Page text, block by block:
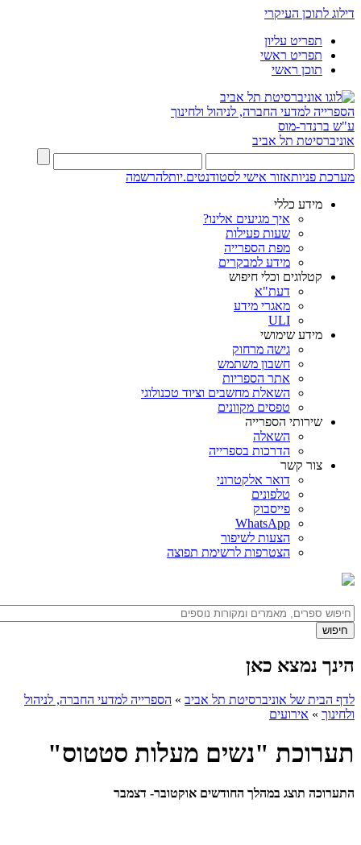
דילוג לתוכן העיקרי
תפריט עליון
תפריט ראשי
תוכן ראשי
הספרייה למדעי החברה, לניהול ולחינוך
ע"ש ברנדר-מוס
אוניברסיטת תל אביב
מערכת פניותאזור אישי לסטודנטים.יותלהרשמה
מידע כללי
איך מגיעים אלינו?
שעות פעילות
מפת הספרייה
מידע למבקרים
קטלוגים וכלי חיפוש
דעת"א
מאגרי מידע
ULI
מידע שימושי
גישה מרחוק
חשבון משתמש
אתר הספריות
השאלת מחשבים וציוד טכנולוגי
טפסים מקוונים
שירותי הספרייה
השאלה
הדרכות בספרייה
צור קשר
דואר אלקטרוני
טלפונים
פייסבוק
WhatsApp
הצעות לשיפור
הצטרפות לרשימת תפוצה
הינך נמצא כאן
לדף הבית של אוניברסיטת תל אביב » הספרייה למדעי החברה, לניהול
ולחינוך » אירועים
תערוכת "נשים מעלות סטטוס"
התערוכה תוצג במהלך החודשים אוקטובר- דצמבר